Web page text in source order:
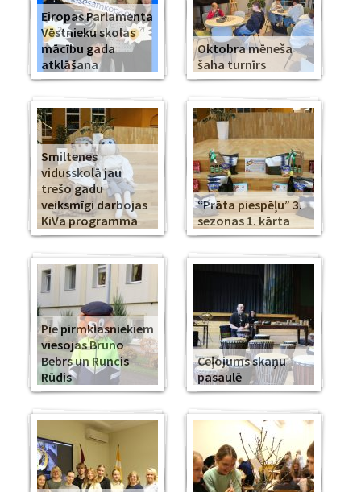
Eiropas Parlamenta
Vēstnieku skolas
mācību gada
atklāšana
Oktobra mēneša
šaha turnīrs
Smiltenes
vidusskolā jau
trešo gadu
veiksmīgi darbojas
KiVa programma
“Prāta piespēļu” 3.
sezonas 1. kārta
Pie pirmklasniekiem
viesojas Bruno
Bebrs un Runcis
Rūdis
Ceļojums skaņu
pasaulē